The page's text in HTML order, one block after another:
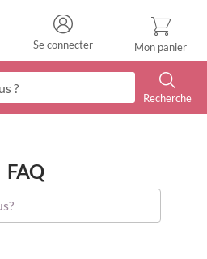
Recherche
Mon panier
Se connecter
FAQ